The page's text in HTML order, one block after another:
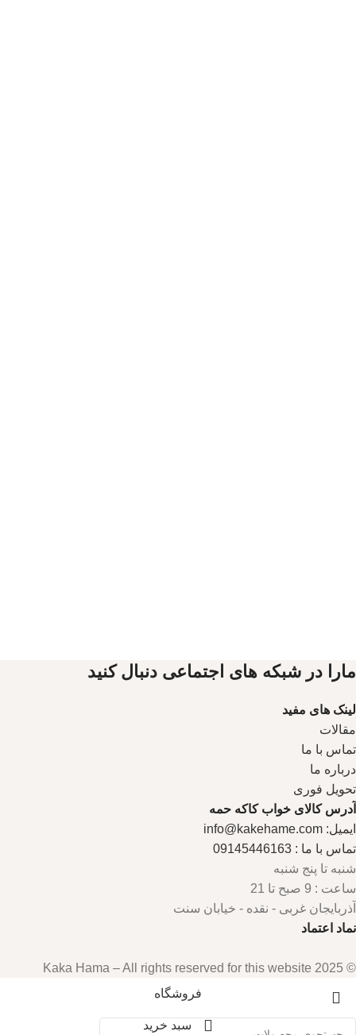
مارا در شبکه های اجتماعی دنبال کنید
لینک های مفید
مقالات
تماس با ما
درباره ما
تحویل فوری
آدرس کالای خواب کاکه حمه
ایمیل: info@kakehame.com
تماس با ما : 09145446163
شنبه تا پنج شنبه
ساعت : 9 صبح تا 21
آذربایجان غربی - نقده - خیابان سنت
نماد اعتماد
© 2025 Kaka Hama – All rights reserved for this website
فروشگاه
سبد خرید